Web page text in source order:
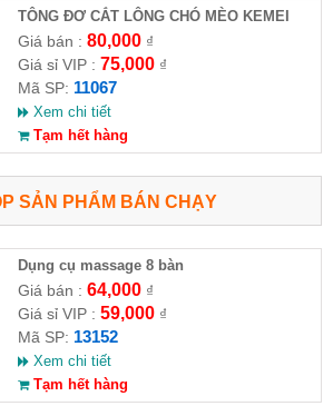
TÔNG ĐƠ CẮT LÔNG CHÓ MÈO KEMEI
KM-1051
Giá bán : 80,000₫
Giá sỉ VIP : 75,000₫
Mã SP: 11067
Xem chi tiết
Tạm hết hàng
SẢN PHẨM BÁN CHẠY
Dụng cụ massage 8 bàn
Giá bán : 64,000₫
Giá sỉ VIP : 59,000₫
Mã SP: 13152
Xem chi tiết
Tạm hết hàng